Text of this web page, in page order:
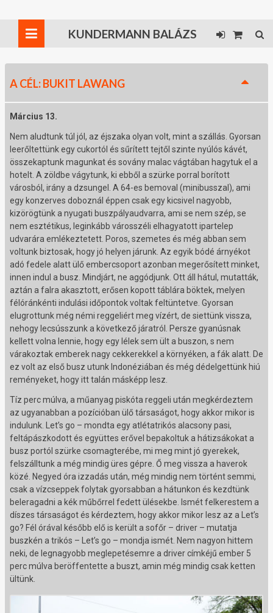
KUNDERMANN BALÁZS
A CÉL: BUKIT LAWANG
Március 13.
Nem aludtunk túl jól, az éjszaka olyan volt, mint a szállás. Gyorsan
leerőltettünk egy cukortól és sűrített tejtől szinte nyúlós kávét,
összekaptunk magunkat és sovány malac vágtában hagytuk el a
hotelt. A zöldbe vágytunk, ki ebből a szürke porral borított
városból, irány a dzsungel. A 64-es bemoval (minibusszal), ami
egy konzerves doboznál éppen csak egy kicsivel nagyobb,
kizörögtünk a nyugati buszpályaudvarra, ami se nem szép, se
nem esztétikus, leginkább városszéli elhagyatott ipartelep
udvarára emlékeztetett. Poros, szemetes és még abban sem
voltunk biztosak, hogy jó helyen járunk. Az egyik bódé árnyékot
adó fedele alatt ülő embercsoport azonban megerősített minket,
innen indul a busz. Mindjárt, ne aggódjunk. Ott áll hátul, mutatták,
aztán a falra akasztott, erősen kopott táblára böktek, melyen
félóránkénti indulási időpontok voltak feltüntetve. Gyorsan
elugrottunk még némi reggeliért meg vízért, de siettünk vissza,
nehogy lecsússzunk a következő járatról. Persze gyanúsnak
kellett volna lennie, hogy egy lélek sem ült a buszon, s nem
várakoztak emberek nagy cekkerekkel a környéken, a fák alatt. De
ez volt az első busz utunk Indonéziában és még dédelgettünk hiú
reményeket, hogy itt talán másképp lesz.
Tíz perc múlva, a műanyag piskóta reggeli után megkérdeztem
az ugyanabban a pozícióban ülő társaságot, hogy akkor mikor is
indulunk. Let’s go – mondta egy atlétatrikós alacsony pasi,
feltápászkodott és együttes erővel bepakoltuk a hátizsákokat a
busz portól szürke csomagterébe, mi meg mint jó gyerekek,
felszálltunk a még mindig üres gépre. Ő meg vissza a haverok
közé. Negyed óra izzadás után, még mindig nem történt semmi,
csak a vízcseppek folytak gyorsabban a hátunkon és kezdtünk
beleragadni a kék műbőrrel fedett ülésekbe. Ismét felkerestem a
díszes társaságot és kérdeztem, hogy akkor mikor lesz az a Let’s
go? Fél órával később elő is került a sofőr – driver – mutatja
buszkén a trikós – Let’s go – mondja ismét. Nem nagyon hittem
neki, de legnagyobb meglepetésemre a driver címkéjű ember 5
perc múlva beröffentette a buszt, amin még mindig csak ketten
ültünk.